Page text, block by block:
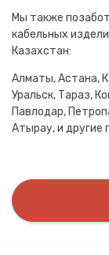
Мы также
кабельных
Казахстан:
Алматы, Астана,
Уральск, Тараз,
Павлодар,
Атырау, и другие